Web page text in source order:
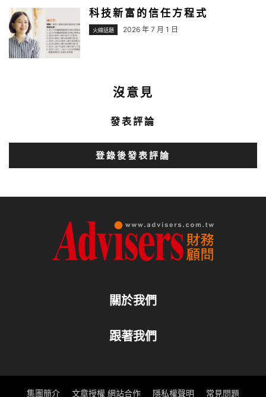
科技新富的信任方程式
火線話題 2026 年 7 月 1 日
沒意見
發表評論
登錄後發表評論
關於我們
跟著我們
集團簡介 文章授權 網站合作 隱私權聲明 常見問題